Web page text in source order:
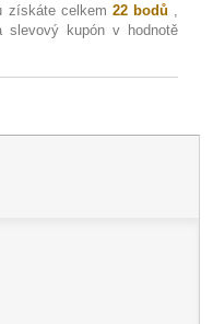
získáte celkem 22bodů ,
slevový kupón v hodnotě